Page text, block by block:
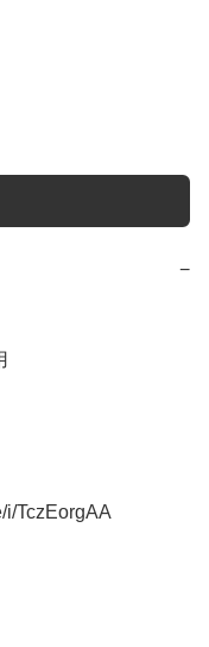
−
i/TczEorgAA